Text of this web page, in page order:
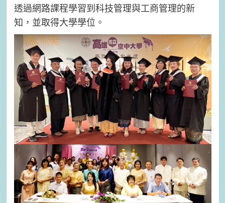
透過網路課程學習到科技管理與工商管理的新
知，並取得大學學位。